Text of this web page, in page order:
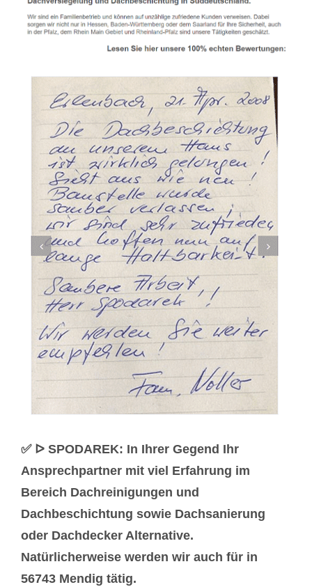
✅ ᐅ SPODAREK: In Ihrer Gegend Ihr
Ansprechpartner mit viel Erfahrung im
Bereich Dachreinigungen und
Dachbeschichtung sowie Dachsanierung
oder Dachdecker Alternative.
Natürlicherweise werden wir auch für in
56743 Mendig tätig.